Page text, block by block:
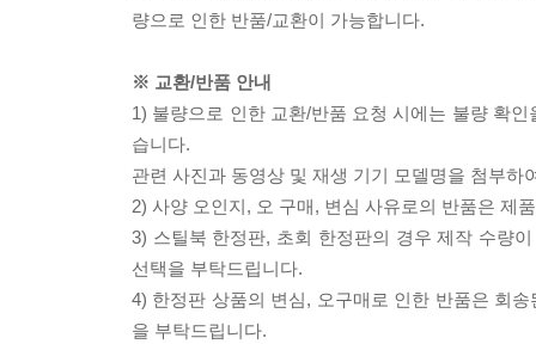
량으로 인한 반품/교환이 가능합니다.
※ 교환/반품 안내
1) 불량으로 인한 교환/반품 요청 시에는 불량 확
습니다.
관련 사진과 동영상 및 재생 기기 모델명을 첨부하
2) 사양 오인지, 오 구매, 변심 사유로의 반품은 제
3) 스틸북 한정판, 초회 한정판의 경우 제작 수량
선택을 부탁드립니다.
4) 한정판 상품의 변심, 오구매로 인한 반품은 회
을 부탁드립니다.